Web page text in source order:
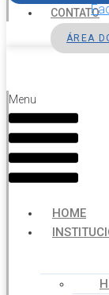
CONTATO
ÁREA
Menu
HOME